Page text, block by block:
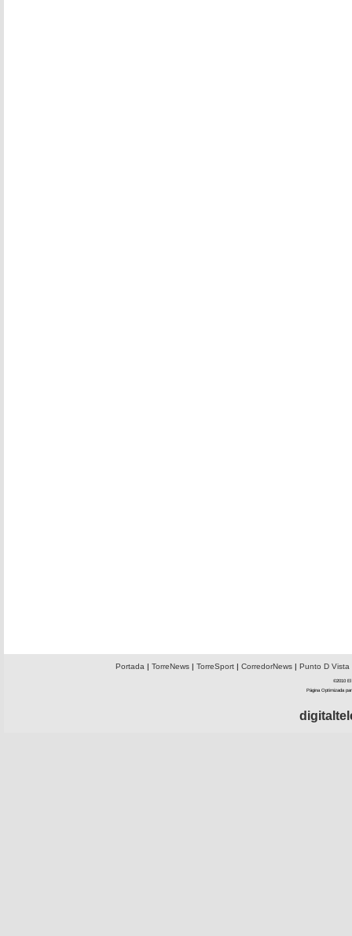
Portada | TorreNews| TorreSport| CorredorNews| Punto D Vista
©2010 El
Página Optimizada